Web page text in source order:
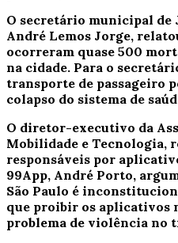
O secretário municipal de
André Lemos Jorge,
ocorreram quase 500
na cidade. Para o
transporte de passageiro
colapso do sistema de
O diretor-executivo da
Mobilidade e Tecnologia,
responsáveis por
99App, André Porto,
São Paulo é
que proibir os aplicativos
problema de violência no